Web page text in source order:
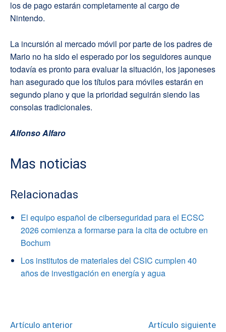
los de pago estarán completamente al cargo de
Nintendo.
La incursión al mercado móvil por parte de los padres de
Mario no ha sido el esperado por los seguidores aunque
todavía es pronto para evaluar la situación, los japoneses
han asegurado que los títulos para móviles estarán en
segundo plano y que la prioridad seguirán siendo las
consolas tradicionales.
Alfonso Alfaro
Mas noticias
Relacionadas
El equipo español de ciberseguridad para el ECSC
2026 comienza a formarse para la cita de octubre en
Bochum
Los institutos de materiales del CSIC cumplen 40
años de investigación en energía y agua
Artículo anterior Artículo siguiente